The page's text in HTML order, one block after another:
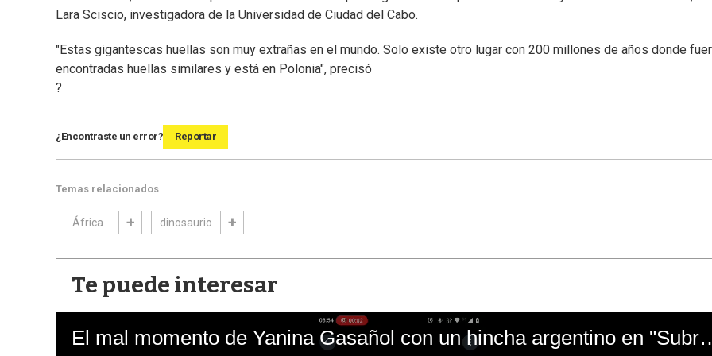
Lara Sciscio, investigadora de la Universidad de Ciudad del Cabo.
"Estas gigantescas huellas son muy extrañas en el mundo. Solo existe otro lugar con 200 millones de años donde
encontradas huellas similares y está en Polonia", precisó
?
¿Encontraste un error? Reportar
Temas relacionados
África dinosaurio
Te puede interesar
El mal momento de Yanina